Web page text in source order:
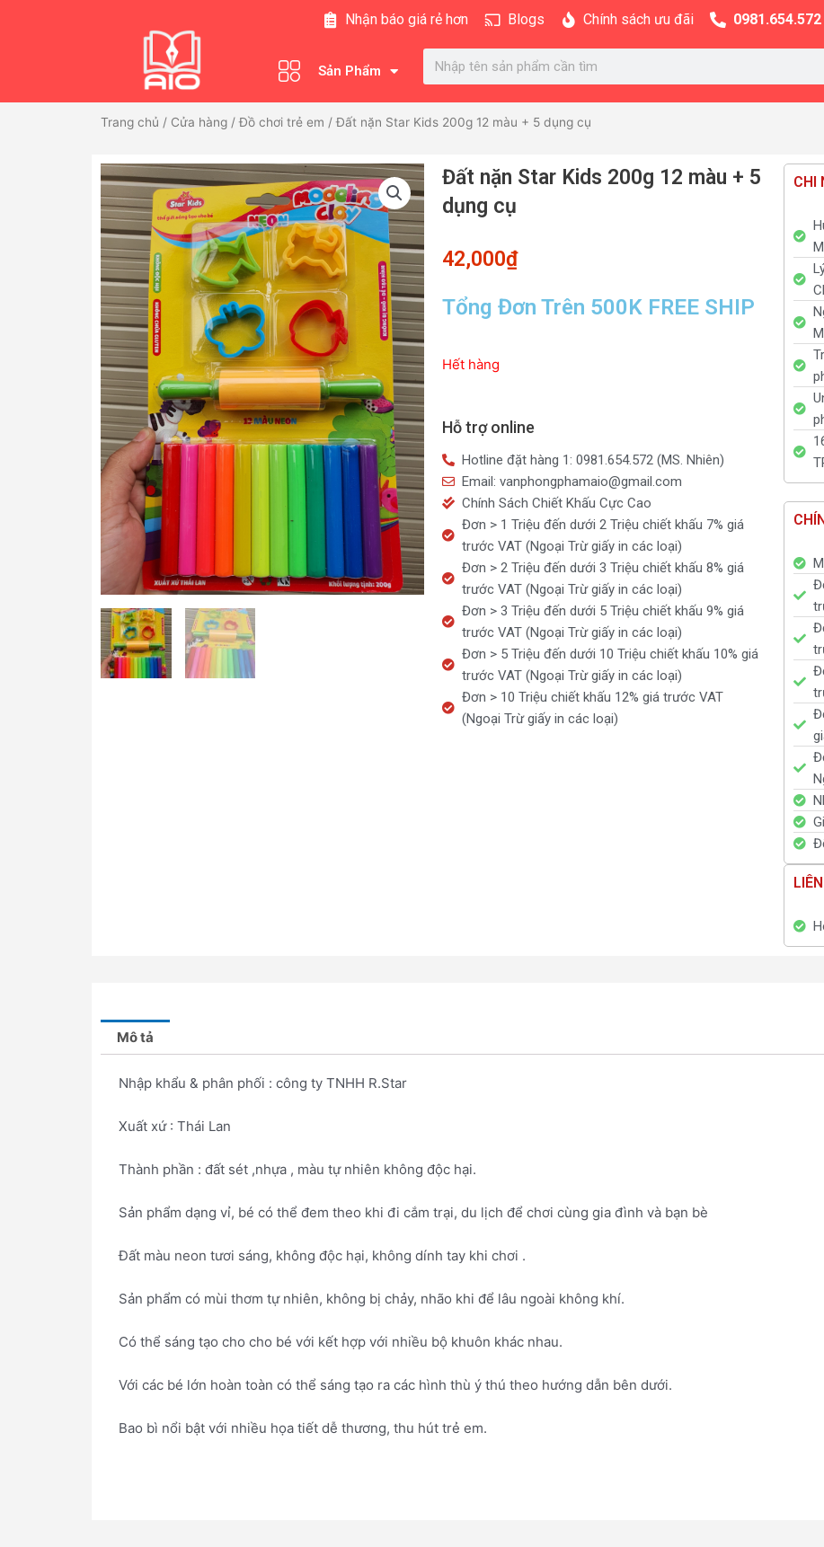
Nhận báo giá rẻ hơn Blogs Chính sách ưu đãi 0981.654.572
Sản Phẩm
Search
Trang chủ / Cửa hàng /Đồ chơi trẻ em / Đất nặn Star Kids 200g 12 màu + 5 dụng cụ
Đất nặn Star Kids 200g 12 màu + 5
dụng cụ
42,000₫
Tổng Đơn Trên 500K FREE SHIP
Hết hàng
Hỗ trợ online
Hotline đặt hàng 1: 0981.654.572 (MS. Nhiên)
Email: vanphongphamaio@gmail.com
Chính Sách Chiết Khấu Cực Cao
Đơn > 1 Triệu đến dưới 2 Triệu chiết khấu 7% giá
trước VAT (Ngoại Trừ giấy in các loại)
Đơn > 2 Triệu đến dưới 3 Triệu chiết khấu 8% giá
trước VAT (Ngoại Trừ giấy in các loại)
Đơn > 3 Triệu đến dưới 5 Triệu chiết khấu 9% giá
trước VAT (Ngoại Trừ giấy in các loại)
Đơn > 5 Triệu đến dưới 10 Triệu chiết khấu 10% giá
trước VAT (Ngoại Trừ giấy in các loại)
Đơn > 10 Triệu chiết khấu 12% giá trước VAT
(Ngoại Trừ giấy in các loại)
CHI
Mô tả
Nhập khẩu & phân phối : công ty TNHH R.Star
Xuất xứ : Thái Lan
Thành phần : đất sét ,nhựa , màu tự nhiên không độc hại.
Sản phẩm dạng vỉ, bé có thể đem theo khi đi cắm trại, du lịch để chơi cùng gia đình và bạn bè
Đất màu neon tươi sáng, không độc hại, không dính tay khi chơi .
Sản phẩm có mùi thơm tự nhiên, không bị chảy, nhão khi để lâu ngoài không khí.
Có thể sáng tạo cho cho bé với kết hợp với nhiều bộ khuôn khác nhau.
Với các bé lớn hoàn toàn có thể sáng tạo ra các hình thù ý thú theo hướng dẫn bên dưới.
Bao bì nổi bật với nhiều họa tiết dễ thương, thu hút trẻ em.